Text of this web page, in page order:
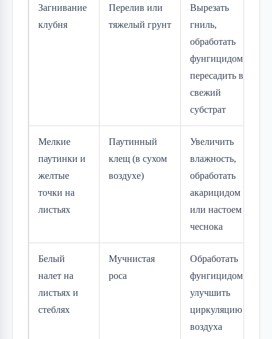
Загнивание
клубня
Перелив или
тяжелый грунт
Вырезать
гниль,
обработать
фунгицидом,
пересадить в
свежий
субстрат
Мелкие
паутинки и
желтые
точки на
листьях
Паутинный
клещ (в сухом
воздухе)
Увеличить
влажность,
обработать
акарицидом
или настоем
чеснока
Белый
налет на
листьях и
стеблях
Мучнистая
роса
Обработать
фунгицидом,
улучшить
циркуляцию
воздуха